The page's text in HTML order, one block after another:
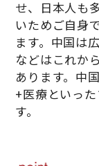
せ、日本人も
いためご自身
ます。中国は
などはこれか
あります。中
+医療といっ
す。